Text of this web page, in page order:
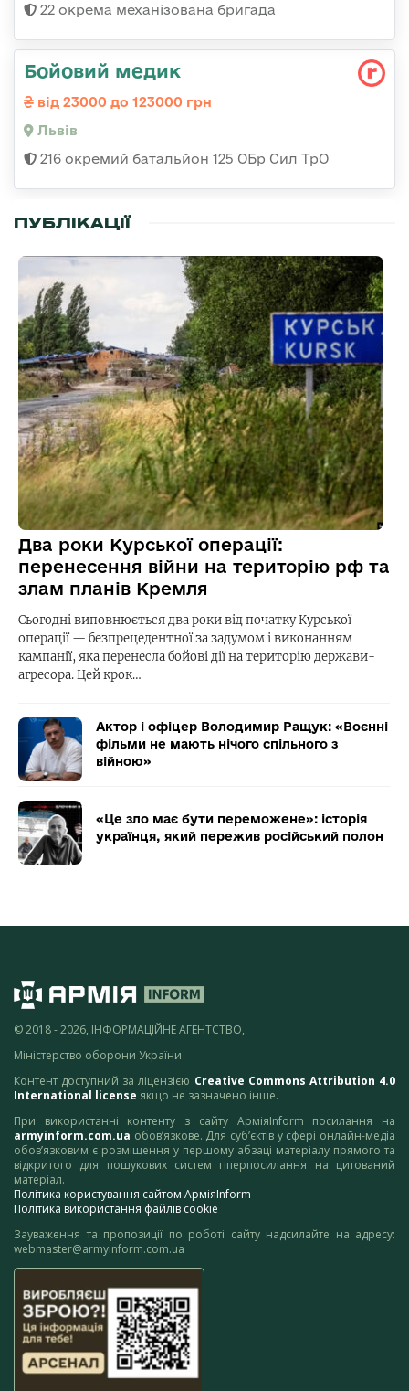
22 окрема механізована бригада
Бойовий медик
від 23000 до 123000 грн
Львів
216 окремий батальйон 125 ОБр Сил ТрО
ПУБЛІКАЦІЇ
Два роки Курської операції:
перенесення війни на територію рф та
злам планів Кремля
Сьогодні виповнюється два роки від початку Курської
операції — безпрецедентної за задумом і виконанням
кампанії, яка перенесла бойові дії на територію держави-
агресора. Цей крок…
Актор і офіцер Володимир Ращук: «Воєнні
фільми не мають нічого спільного з
війною»
«Це зло має бути переможене»: історія
українця, який пережив російський полон
© 2018 - 2026, ІНФОРМАЦІЙНЕ АГЕНТСТВО,
Міністерство оборони України
Контент доступний за ліцензією Creative Commons Attribution 4.0
International license якщо не зазначено інше.
При використанні контенту з сайту АрміяInform посилання на
armyinform.com.ua обов’язкове. Для суб’єктів у сфері онлайн-медіа
обов’язковим є розміщення у першому абзаці матеріалу прямого та
відкритого для пошукових систем гіперпосилання на цитований
матеріал.
Політика користування сайтом АрміяInform
Політика використання файлів cookie
Зауваження та пропозиції по роботі сайту надсилайте на адресу:
webmaster@armyinform.com.ua